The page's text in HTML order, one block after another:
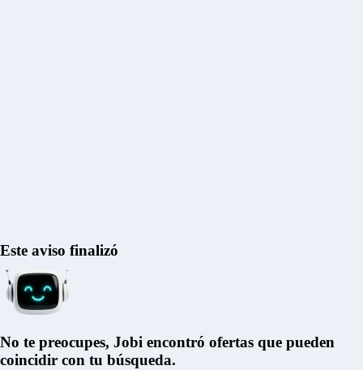
Este aviso finalizó
No te preocupes, Jobi encontró ofertas que pueden
coincidir con tu búsqueda.